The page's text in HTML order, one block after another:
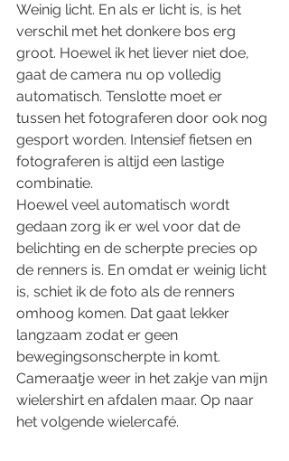
Weinig licht. En als er licht is, is het
verschil met het donkere bos erg
groot. Hoewel ik het liever niet doe,
gaat de camera nu op volledig
automatisch. Tenslotte moet er
tussen het fotograferen door ook nog
gesport worden. Intensief fietsen en
fotograferen is altijd een lastige
combinatie.
Hoewel veel automatisch wordt
gedaan zorg ik er wel voor dat de
belichting en de scherpte precies op
de renners is. En omdat er weinig licht
is, schiet ik de foto als de renners
omhoog komen. Dat gaat lekker
langzaam zodat er geen
bewegingsonscherpte in komt.
Cameraatje weer in het zakje van mijn
wielershirt en afdalen maar. Op naar
het volgende wielercafé.